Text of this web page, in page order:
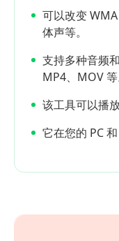
可以改变
体声等。
支持多种音频
MP4、MOV 等
该工具可以播
它在您的 PC